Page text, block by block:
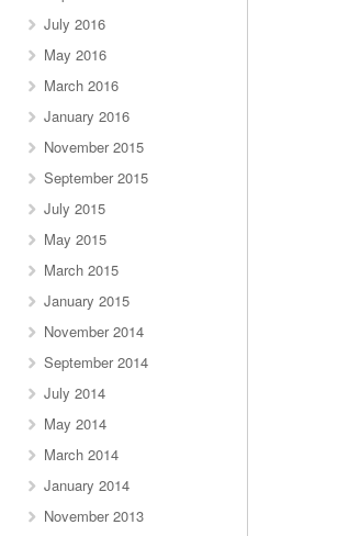
July 2016
May 2016
March 2016
January 2016
November 2015
September 2015
July 2015
May 2015
March 2015
January 2015
November 2014
September 2014
July 2014
May 2014
March 2014
January 2014
November 2013